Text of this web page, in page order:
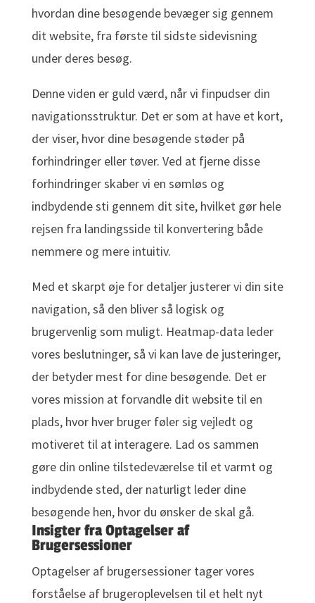
hvordan dine besøgende bevæger sig gennem
dit website, fra første til sidste sidevisning
under deres besøg.
Denne viden er guld værd, når vi finpudser din
navigationsstruktur. Det er som at have et kort,
der viser, hvor dine besøgende støder på
forhindringer eller tøver. Ved at fjerne disse
forhindringer skaber vi en sømløs og
indbydende sti gennem dit site, hvilket gør hele
rejsen fra landingsside til konvertering både
nemmere og mere intuitiv.
Med et skarpt øje for detaljer justerer vi din site
navigation, så den bliver så logisk og
brugervenlig som muligt. Heatmap-data leder
vores beslutninger, så vi kan lave de justeringer,
der betyder mest for dine besøgende. Det er
vores mission at forvandle dit website til en
plads, hvor hver bruger føler sig vejledt og
motiveret til at interagere. Lad os sammen
gøre din online tilstedeværelse til et varmt og
indbydende sted, der naturligt leder dine
besøgende hen, hvor du ønsker de skal gå.
Insigter fra Optagelser af
Brugersessioner
Optagelser af brugersessioner tager vores
forståelse af brugeroplevelsen til et helt nyt